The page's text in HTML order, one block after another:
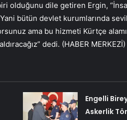
olduğunu dile getiren Ergin,
bütün devlet kurumlarında
ama bu hizmeti Kürtçe
dedi. (HABER MERKEZİ)
Engelli
Askerlik